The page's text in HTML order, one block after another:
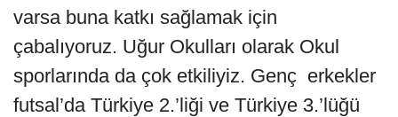
varsa buna katkı sağlamak için
çabalıyoruz. Uğur Okulları olarak Okul
sporlarında da çok etkiliyiz. Genç erkekler
futsal’da Türkiye 2.’liği ve Türkiye 3.’lüğü